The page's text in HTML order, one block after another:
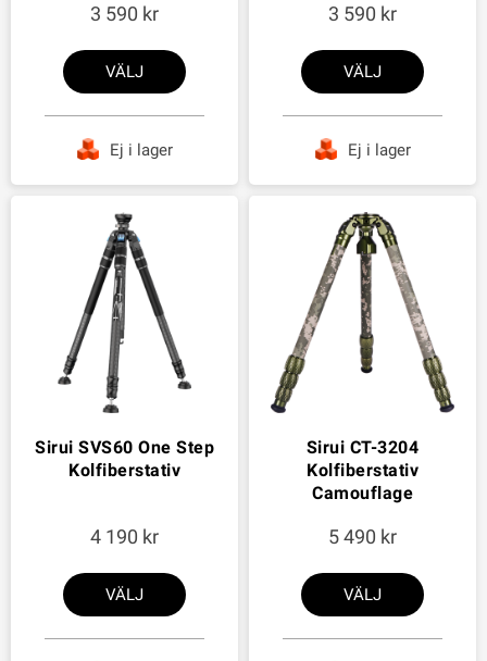
3 590
VÄLJ
Ej i lager
3 590
VÄLJ
Ej i lager
Sirui SVS60 One Step
Kolfiberstativ
4 190
VÄLJ
Sirui CT-3204
Kolfiberstativ
Camouflage
5 490
VÄLJ